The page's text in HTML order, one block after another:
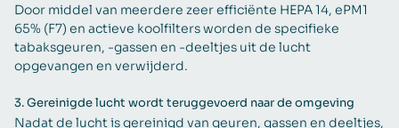
Door middel van meerdere zeer efficiënte HEPA 14, ePM1
65% (F7) en actieve koolfilters worden de specifieke
tabaksgeuren, -gassen en -deeltjes uit de lucht
opgevangen en verwijderd.
3.Gereinigde lucht wordt teruggevoerd naar de omgeving
Nadat de lucht is gereinigd van geuren, gassen en deeltjes,